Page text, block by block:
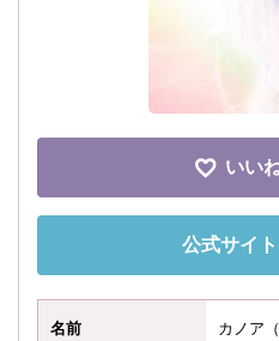
いい
公式サイ
名前 カノア